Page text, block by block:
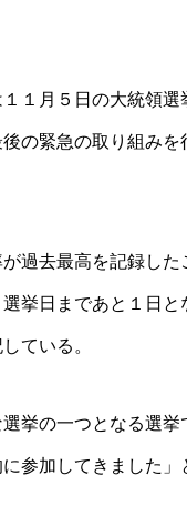
１月５日の大統領選
後の緊急の取り組み
過去最高を記録した
挙日まであと１日
ている。
挙の一つとなる選挙
参加してきました」